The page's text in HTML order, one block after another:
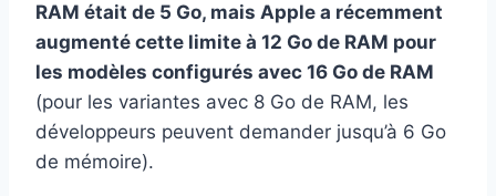
RAM était de 5 Go, mais Apple a récemment
augmenté cette limite à 12 Go de RAM pour
les modèles configurés avec 16 Go de RAM
(pour les variantes avec 8 Go de RAM, les
développeurs peuvent demander jusqu’à 6 Go
de mémoire).